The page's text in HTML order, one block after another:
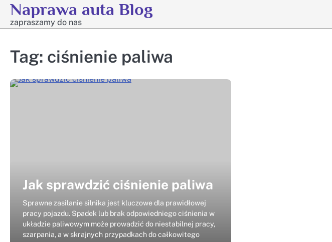
Skip
content
Naprawa auta Blog
zapraszamy do nas
Tag: ciśnienie paliwa
Jak sprawdzić ciśnienie paliwa
Sprawne zasilanie silnika jest kluczowe dla prawidłowej
pracy pojazdu. Spadek lub brak odpowiedniego ciśnienia w
układzie paliwowym może prowadzić do niestabilnej pracy,
szarpania, a w skrajnych przypadkach do całkowitego